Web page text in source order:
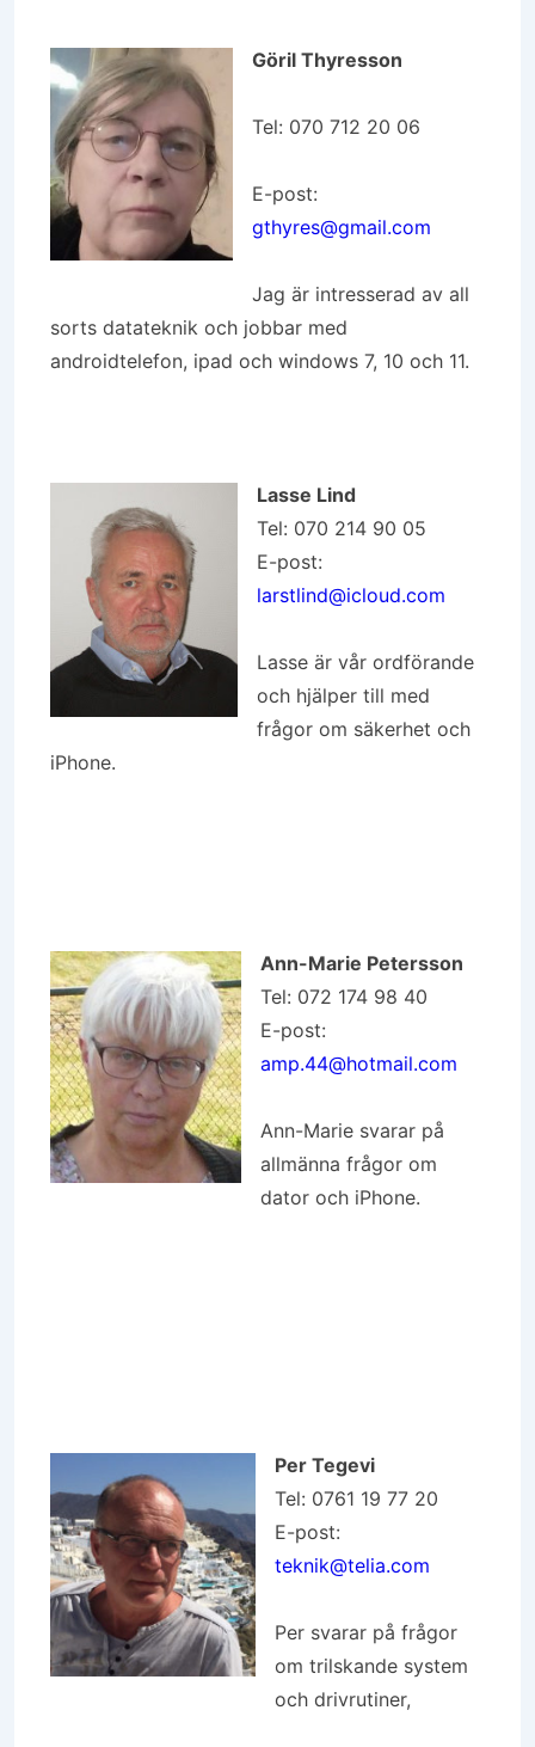
Göril Thyresson
Tel: 070 712 20 06
E-post:
gthyres@gmail.com
Jag är intresserad av all
sorts datateknik och jobbar med
androidtelefon, ipad och windows 7, 10 och 11.
Lasse Lind
Tel: 070 214 90 05
E-post:
larstlind@icloud.com
Lasse är vår ordförande
och hjälper till med
frågor om säkerhet och
iPhone.
Ann-Marie Petersson
Tel: 072 174 98 40
E-post:
amp.44@hotmail.com
Ann-Marie svarar på
allmänna frågor om
dator och iPhone.
Per Tegevi
Tel: 0761 19 77 20
E-post:
teknik@telia.com
Per svarar på frågor
om trilskande system
och drivrutiner,